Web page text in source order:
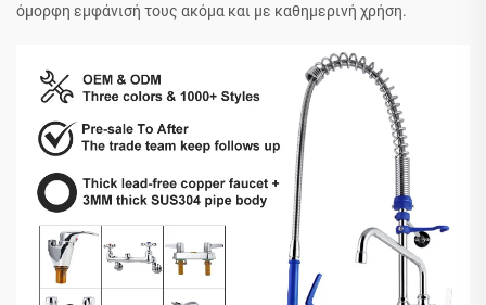
όμορφη εμφάνισή τους ακόμα και με καθημερινή χρήση.